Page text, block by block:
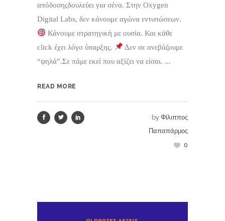
απόδοσηςδουλεύει για σένα. Στην Oxygen
Digital Labs, δεν κάνουμε αγώνα εντυπώσεων.
Κάνουμε στρατηγική με ουσία. Και κάθε
click έχει λόγο ύπαρξης.
Δεν σε ανεβάζουμε
“ψηλά”.Σε πάμε εκεί που αξίζει να είσαι. ...
READ MORE
by Φίλιππος
Παπαπάρμος
0